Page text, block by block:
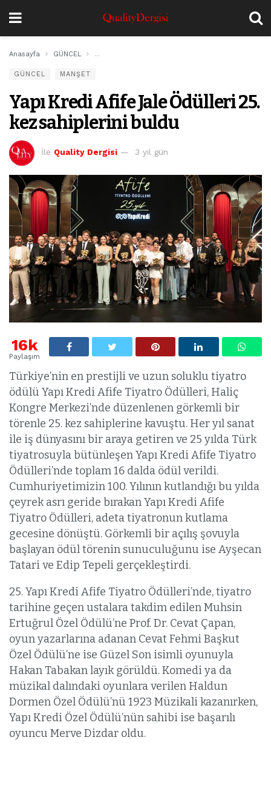
Anasayfa GÜNCEL Yapı Kredi Afife Jale Ödülleri 25. kez sahiplerini
GÜNCEL MANŞET
Yapı Kredi Afife Jale Ödülleri 25.
kez sahiplerini buldu
İle Quality Dergisi 3 yıl gün
16k
Paylaşım
Türkiye’nin en prestijli ve uzun soluklu tiyatro
ödülü Yapı Kredi Afife Tiyatro Ödülleri, Haliç
Kongre Merkezi’nde düzenlenen görkemli bir
törenle 25. kez sahiplerine kavuştu. Her yıl sanat
ile iş dünyasını bir araya getiren ve 25 yılda Türk
tiyatrosuyla bütünleşen Yapı Kredi Afife Tiyatro
Ödülleri’nde toplam 16 dalda ödül verildi.
Cumhuriyetimizin 100. Yılının kutlandığı bu yılda
çeyrek asrı geride bırakan Yapı Kredi Afife
Tiyatro Ödülleri, adeta tiyatronun kutlama
gecesine dönüştü. Görkemli bir açılış şovuyla
başlayan ödül törenin sunuculuğunu ise Ayşecan
Tatari ve Edip Tepeli gerçekleştirdi.
25. Yapı Kredi Afife Tiyatro Ödülleri’nde, tiyatro
tarihine geçen ustalara takdim edilen Muhsin
Ertuğrul Özel Ödülü’ne Prof. Dr. Cevat Çapan,
oyun yazarlarına adanan Cevat Fehmi Başkut
Özel Ödülü’ne ise Güzel Son isimli oyunuyla
Hakan Tabakan layık görüldü. Komedi ya da
müzikal dalındaki oyunlara verilen Haldun
Dormen Özel Ödülü’nü 1923 Müzikali kazanırken,
Yapı Kredi Özel Ödülü’nün sahibi ise başarılı
oyuncu Merve Dizdar oldu.